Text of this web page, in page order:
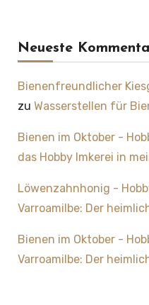
Neueste
Bienenfreundlicher
zu Wasserstellen für
Bienen im Oktober -
das Hobby Imkerei in
Löwenzahnhonig -
Varroamilbe: Der
Bienen im Oktober -
Varroamilbe: Der